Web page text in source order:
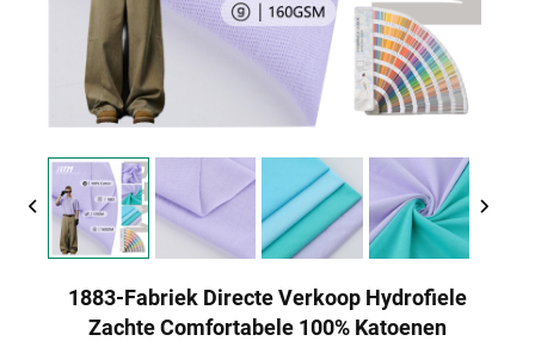
1883-Fabriek Directe Verkoop Hydrofiele
Zachte Comfortabele 100% Katoenen